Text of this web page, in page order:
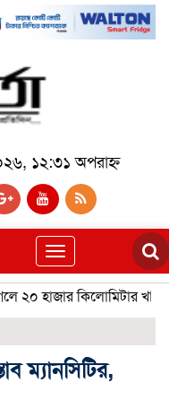
১২:৩১ অপরাহ্ন
Toggle
navigation
২০ হাজার কিলোমিটার খাল
ম্যানসিটির,